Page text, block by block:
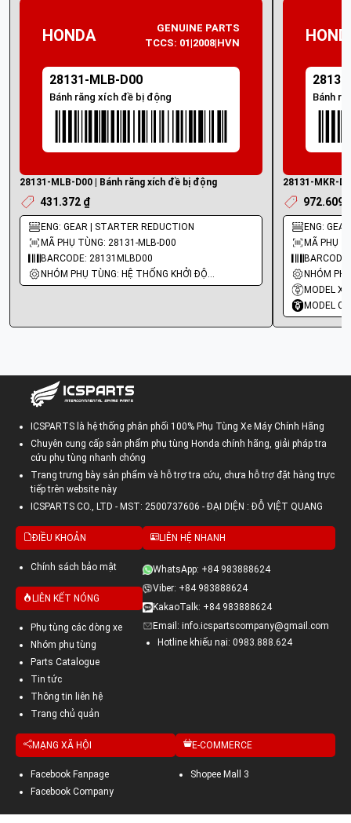
HONDA
GENUINE PARTS
TCCS: 01|2008|HVN
28131-MLB-D00
Bánh răng xích đề bị động
28131-MLB-D00 | Bánh răng xích đề bị động
431.372 ₫
ENG: GEAR | STARTER REDUCTION
MÃ PHỤ TÙNG: 28131-MLB-D00
BARCODE: 28131MLBD00
NHÓM PHỤ TÙNG: HỆ THỐNG KHỞI ĐỘNG - ĐỀ
Bánh
28131-MKR-
972.609
ENG:
MÃ PHỤ
MODEL
MODEL
ICSPARTS là hệ thống phân phối 100% Phụ Tùng Xe Máy Chính Hãng
Chuyên cung cấp sản phẩm phụ tùng Honda chính hãng, giải pháp tra
cứu phụ tùng nhanh chóng
Trang trưng bày sản phẩm và hỗ trợ tra cứu, chưa hỗ trợ đặt hàng trực
tiếp trên website này
ICSPARTS CO., LTD - MST: 2500737606 - ĐẠI DIỆN : ĐỖ VIỆT QUANG
ĐIỀU KHOẢN
Chính sách bảo mật
LIÊN KẾT NÓNG
Phụ tùng các dòng xe
Nhóm phụ tùng
Parts Catalogue
Tin tức
Thông tin liên hệ
Trang chủ quản
LIÊN HỆ NHANH
WhatsApp: +84 983888624
Viber: +84 983888624
KakaoTalk: +84 983888624
Email: info.icspartscompany@gmail.com
Hotline khiếu nại: 0983.888.624
MẠNG XÃ HỘI
Facebook Fanpage
Facebook Company
E-COMMERCE
Shopee Mall 3